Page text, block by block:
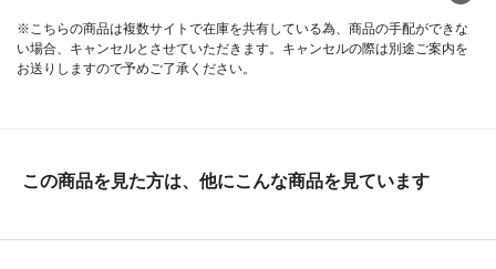
※こちらの商品は複数サイトで在庫を共有している為、商品の手配ができな
い場合、キャンセルとさせていただきます。キャンセルの際は別途ご案内を
お送りしますので予めご了承ください。
この商品を見た方は、他にこんな商品を見ています